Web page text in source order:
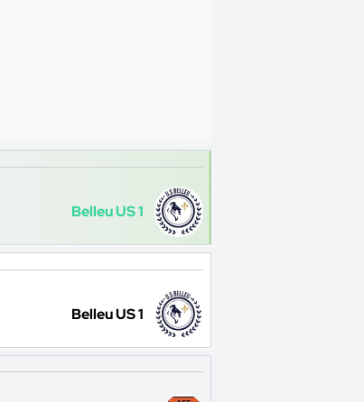
Belleu US 1
Belleu US 1